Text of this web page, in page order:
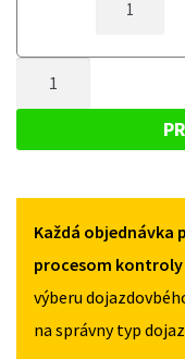
DOJAZDOVÉ
AUDI
B7
2009
AUDI
2002-
2009
125/70R18
Každá objednávka
procesom
výberu
na správny typ